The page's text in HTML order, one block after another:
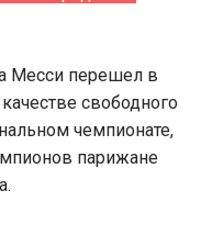
Месси перешел в
свободного
чемпионате,
парижане